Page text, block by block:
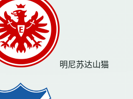
明尼苏达山猫